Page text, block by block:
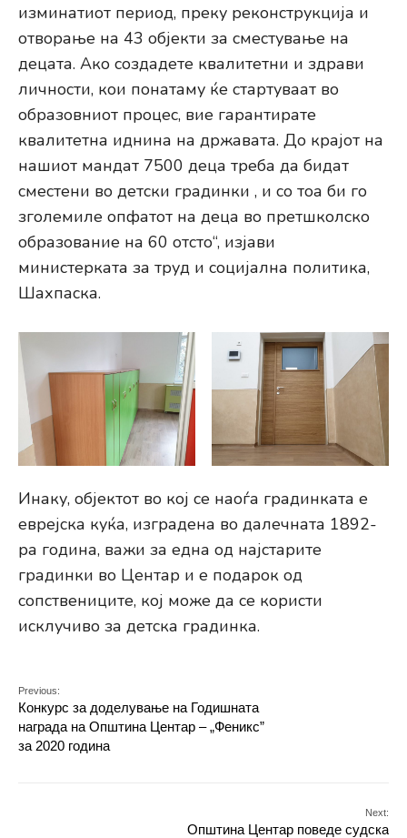
изминатиот период, преку реконструкција и
отворање на 43 објекти за сместување на
децата. Ако создадете квалитетни и здрави
личности, кои понатаму ќе стартуваат во
образовниот процес, вие гарантирате
квалитетна иднина на државата. До крајот на
нашиот мандат 7500 деца треба да бидат
сместени во детски градинки , и со тоа би го
зголемиле опфатот на деца во претшколско
образование на 60 отсто“, изјави
министерката за труд и социјална политика,
Шахпаска.
Инаку, објектот во кој се наоѓа градинката е
еврејска куќа, изградена во далечната 1892-
ра година, важи за една од најстарите
градинки во Центар и е подарок од
сопствениците, кој може да се користи
исклучиво за детска градинка.
Previous:
Конкурс за доделување на Годишната
награда на Општина Центар – „Феникс”
за 2020 година
Next:
Општина Центар поведе судска